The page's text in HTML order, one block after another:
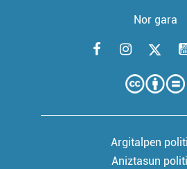
Nor gara
Argitalpen
Aniztasun